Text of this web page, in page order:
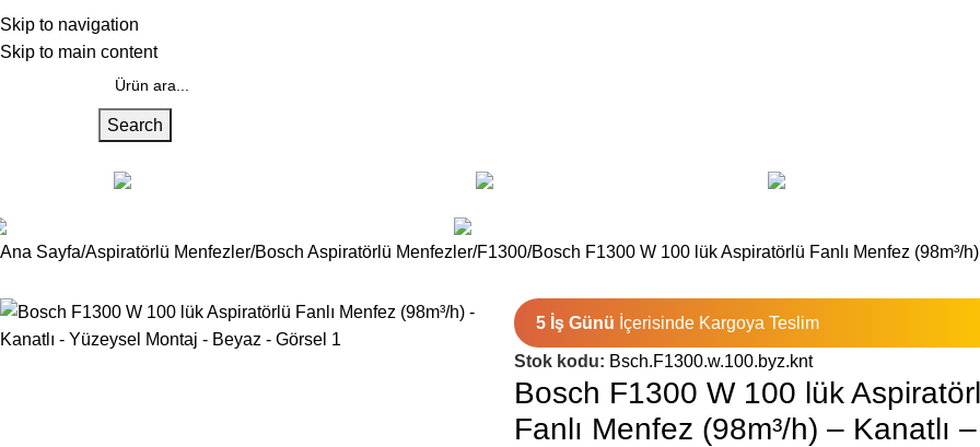
Skip to navigation
Skip to main content
Search
Ana Sayfa Aspiratörlü Menfezler Bosch Aspiratörlü Menfezler F1300 Bosch F1300 W 100 lük Aspiratörlü Fanlı Menfez (98m³/
5 İş Günü İçerisinde Kargoya Teslim
Stok kodu: Bsch.F1300.w.100.byz.knt
Bosch F1300 W 100 lük
Fanlı Menfez (98m³/h) – Kanatlı –